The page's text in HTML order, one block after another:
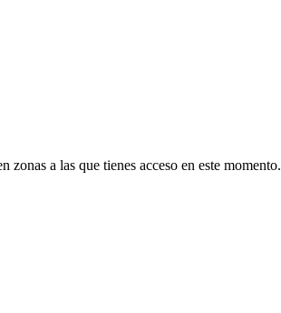
zonas a las que tienes acceso en este momento.